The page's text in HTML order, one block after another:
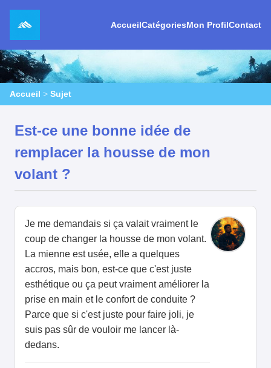
AccueilCatégoriesMon ProfilContact
Accueil > Sujet
Est-ce une bonne idée de
remplacer la housse de mon
volant ?
Je me demandais si ça valait vraiment le
coup de changer la housse de mon volant.
La mienne est usée, elle a quelques
accros, mais bon, est-ce que c'est juste
esthétique ou ça peut vraiment améliorer la
prise en main et le confort de conduite ?
Parce que si c'est juste pour faire joli, je
suis pas sûr de vouloir me lancer là-
dedans.